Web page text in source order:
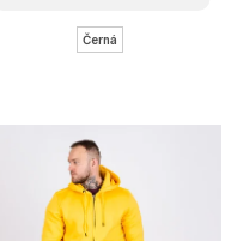
Černá